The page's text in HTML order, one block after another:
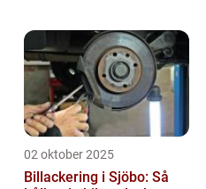
02 oktober 2025
Billackering i Sjöbo: Så